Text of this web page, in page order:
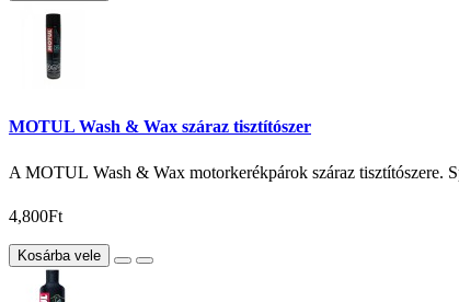
MOTUL Wash & Wax száraz tisztítószer
A MOTUL Wash & Wax motorkerékpárok száraz tisztítószere.
4,800Ft
Kosárba vele